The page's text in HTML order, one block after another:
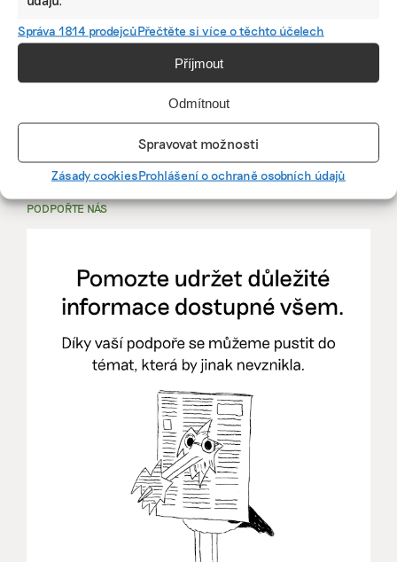
Správa 1814 prodejcůPřečtěte si více o těchto účelech
Příjmout
Odmítnout
Spravovat možnosti
Zásady cookiesProhlášení o ochraně osobních údajů
Stáž: právnička nebo právník v oblasti
udržitelnosti
mutualus
Více naEkoJobs>
PODPOŘTE NÁS